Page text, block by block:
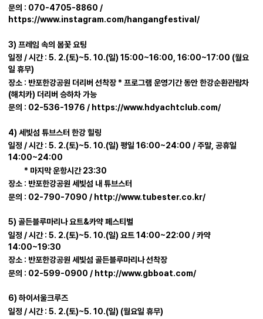
문의 : 070-4705-8860 /
https://www.instagram.com/hangangfestival/
3) 프레임 속의 봄꽃 요팅
일정 / 시간 : 5. 2.(토)~5. 10.(일) 15:00~16:00, 16:00~17:00 (월요
일 휴무)
장소 : 반포한강공원 더리버 선착장 * 프로그램 운영기간 동안 한강순환관람차
(해치카) 더리버 승하차 가능
문의 : 02-536-1976 / https://www.hdyachtclub.com/
4) 세빛섬 튜브스터 한강 힐링
일정 / 시간 : 5. 2.(토)~5. 10.(일) 평일 16:00~24:00 / 주말, 공휴일
14:00~24:00
* 마지막 운항시간 23:30
장소 : 반포한강공원 세빛섬 내 튜브스터
문의 : 02-790-7090 / http://www.tubester.co.kr/
5) 골든블루마리나 요트&카약 페스티벌
일정 / 시간 : 5. 2.(토)~5. 10.(일) 요트 14:00~22:00 / 카약
14:00~19:30
장소 : 반포한강공원 세빛섬 골든블루마리나 선착장
문의 : 02-599-0900 / http://www.gbboat.com/
6) 하이서울크루즈
일정 / 시간 : 5. 2.(토)~5. 10.(일) (월요일 휴무)